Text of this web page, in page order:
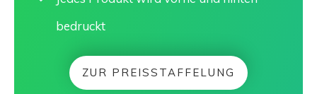
bedruckt
ZUR PREISSTAFFELUNG